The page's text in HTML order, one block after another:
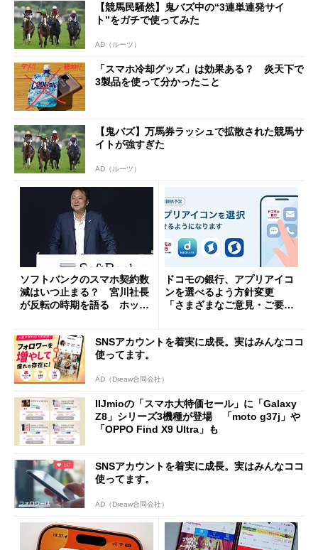
【競馬民騒然】鬼バズ中の“3連単連発サイ
ト”をガチで使ってみた
AD（ルーツ）
「スマホ冷却グッズ」は効果ある？ 炎天下で
3製品を使って分かったこと
【鬼バズ】万馬券ラッシュで拡散された競馬サ
イトが強すぎた
AD（ルーツ）
ソフトバンクのスマホ契約数
減はいつ止まる？ 宮川社長
が反転の時期を語る ホッピ
ドコモの銀行、アプリアイコ
ンを選べるよう方針変更
「さまざまなご意見・ご要望
SNSアカウントを着実に成長。実はみんなココ
使ってます。
AD（Dreaw合同会社）
IIJmioの「スマホ大特価セール」に「Galaxy
Z8」シリーズ3機種が登場 「moto g37j」や
「OPPO Find X9 Ultra」も
SNSアカウントを着実に成長。実はみんなココ
使ってます。
AD（Dreaw合同会社）